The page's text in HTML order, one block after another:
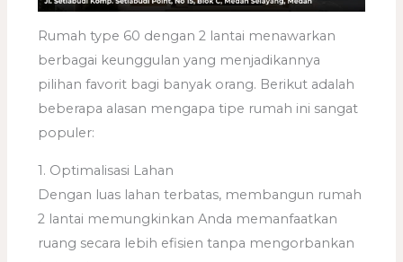
Rumah type 60 dengan 2 lantai menawarkan
berbagai keunggulan yang menjadikannya
pilihan favorit bagi banyak orang. Berikut adalah
beberapa alasan mengapa tipe rumah ini sangat
populer:
1. Optimalisasi Lahan
Dengan luas lahan terbatas, membangun rumah
2 lantai memungkinkan Anda memanfaatkan
ruang secara lebih efisien tanpa mengorbankan